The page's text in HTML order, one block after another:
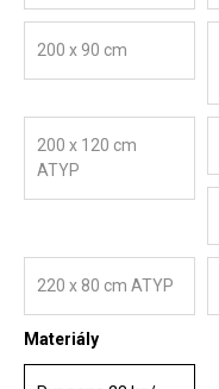
200 x 90 cm
200 x 120 cm
ATYP
220 x 80 cm ATYP
Materiály